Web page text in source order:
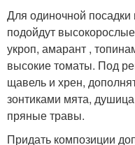
Для одиночной посадки
подойдут
укроп, амарант ,
высокие томаты. Под
щавель и хрен,
зонтиками мята,
пряные травы.
Придать композиции